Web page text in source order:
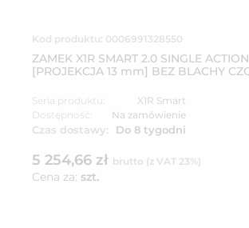
Kod produktu: 0006991328550
ZAMEK X1R SMART 2.0 SINGLE
[PROJEKCJA 13 mm] BEZ BLACHY
Seria produktu:
X1R Smart
Dostępność:
Na zamówienie
Czas dostawy: Do 8 tygodni
5 254,66 zł brutto (z VAT 23%)
Cena za: szt.